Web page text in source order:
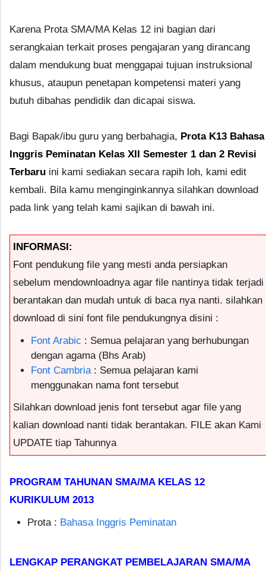
Karena Prota SMA/MA Kelas 12 ini bagian dari
serangkaian terkait proses pengajaran yang dirancang
dalam mendukung buat menggapai tujuan instruksional
khusus, ataupun penetapan kompetensi materi yang
butuh dibahas pendidik dan dicapai siswa.
Bagi Bapak/ibu guru yang berbahagia, Prota K13 Bahasa
Inggris Peminatan Kelas XII Semester 1 dan 2 Revisi
Terbaru ini kami sediakan secara rapih loh, kami edit
kembali. Bila kamu menginginkannya silahkan download
pada link yang telah kami sajikan di bawah ini.
INFORMASI:
Font pendukung file yang mesti anda persiapkan
sebelum mendownloadnya agar file nantinya tidak terjadi
berantakan dan mudah untuk di baca nya nanti. silahkan
download di sini font file pendukungnya disini :
Font Arabic : Semua pelajaran yang berhubungan
dengan agama (Bhs Arab)
Font Cambria: Semua pelajaran kami
menggunakan nama font tersebut
Silahkan download jenis font tersebut agar file yang
kalian download nanti tidak berantakan. FILE akan Kami
UPDATE tiap Tahunnya
PROGRAM TAHUNAN SMA/MA KELAS 12
KURIKULUM 2013
Prota : Bahasa Inggris Peminatan
LENGKAP PERANGKAT PEMBELAJARAN SMA/MA